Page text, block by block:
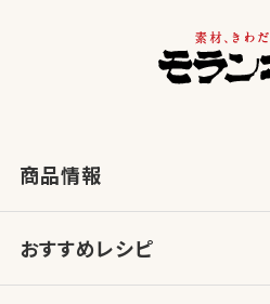
商品情報
おすすめレシピ